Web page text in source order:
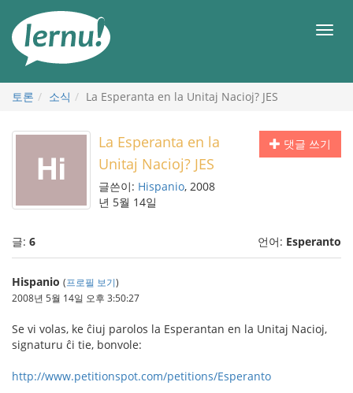
메
토론 소식 La Esperanta en la Unitaj Nacioj? JES
댓글 쓰기
La Esperanta en la
Unitaj Nacioj? JES
글쓴이: Hispanio, 2008
년 5월 14일
글: 6 언어: Esperanto
Hispanio (프로필 보기)
2008년 5월 14일 오후 3:50:27
Se vi volas, ke ĉiuj parolos la Esperantan en la Unitaj Nacioj,
signaturu ĉi tie, bonvole:
http://www.petitionspot.com/petitions/Esperanto